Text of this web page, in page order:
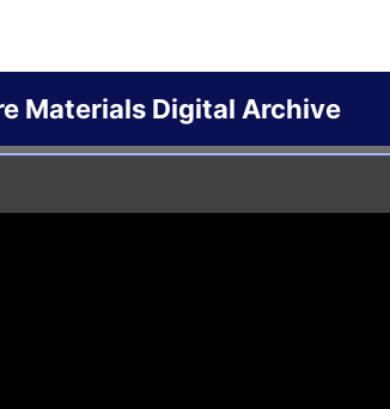
Materials Digital Archive